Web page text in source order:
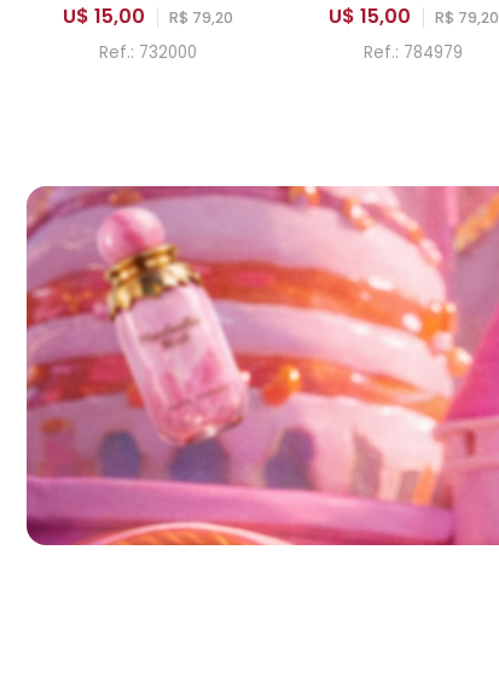
U$ 15,00 R$ 79,20
Ref.: 732000
U$ 15,00 R$ 79,20
Ref.: 784979